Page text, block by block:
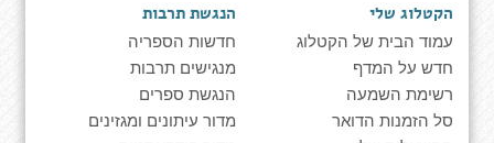
הקטלוג שלי
עמוד הבית של הקטלוג
חדש על המדף
רשימת השמעה
סל הזמנות הדואר
הנגשת תרבות
חדשות הספריה
מנגישים תרבות
הנגשת ספרים
מדור עיתונים ומגזינים